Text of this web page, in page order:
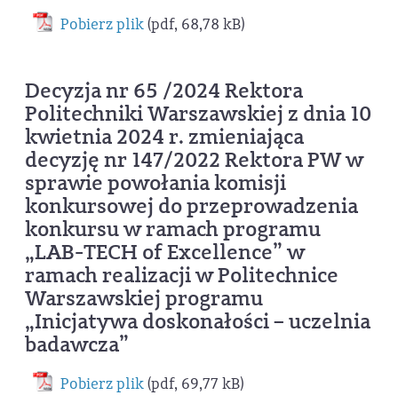
Pobierz plik(pdf, 68,78 kB)
Decyzja nr 65 /2024 Rektora
Politechniki Warszawskiej z dnia 10
kwietnia 2024 r. zmieniająca
decyzję nr 147/2022 Rektora PW w
sprawie powołania komisji
konkursowej do przeprowadzenia
konkursu w ramach programu
„LAB-TECH of Excellence” w
ramach realizacji w Politechnice
Warszawskiej programu
„Inicjatywa doskonałości – uczelnia
badawcza”
Pobierz plik(pdf, 69,77 kB)